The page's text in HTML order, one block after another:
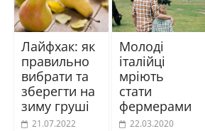
Лайфхак: як
правильно
вибрати та
зберегти на
зиму груші
21.07.2022
Молоді
італійці
мріють
стати
фермерами
22.03.2020